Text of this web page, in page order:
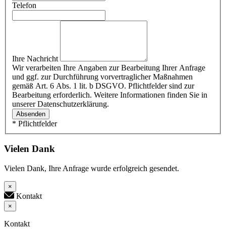
Telefon
Ihre Nachricht
Wir verarbeiten Ihre Angaben zur Bearbeitung Ihrer Anfrage
und ggf. zur Durchführung vorvertraglicher Maßnahmen
gemäß Art. 6 Abs. 1 lit. b DSGVO. Pflichtfelder sind zur
Bearbeitung erforderlich. Weitere Informationen finden Sie in
unserer Datenschutzerklärung.
Absenden
* Pflichtfelder
Vielen Dank
Vielen Dank, Ihre Anfrage wurde erfolgreich gesendet.
×
Kontakt
×
Kontakt